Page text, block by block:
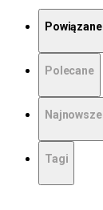
Powiązane
Polecane
Najnowsze
Tagi